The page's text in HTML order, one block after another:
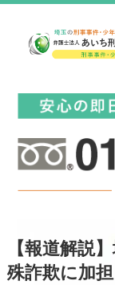
【報道解説
殊詐欺に加